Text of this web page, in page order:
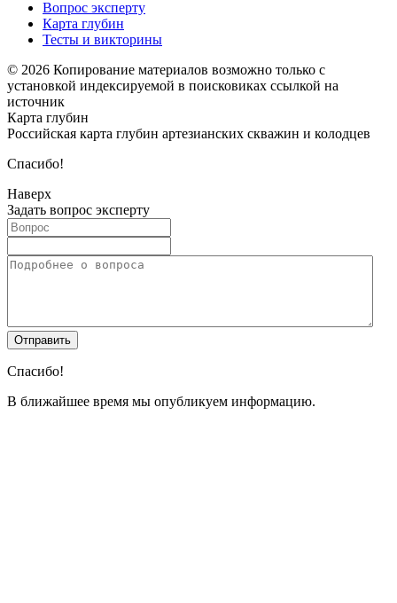
Вопрос эксперту
Карта глубин
Тесты и викторины
© 2026 Копирование материалов возможно только с
установкой индексируемой в поисковиках ссылкой на
источник
Карта глубин
Российская карта глубин артезианских скважин и колодцев
Спасибо!
Наверх
Задать вопрос эксперту
Спасибо!
В ближайшее время мы опубликуем информацию.